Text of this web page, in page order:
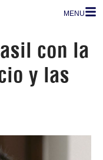
MENU
con la
y las